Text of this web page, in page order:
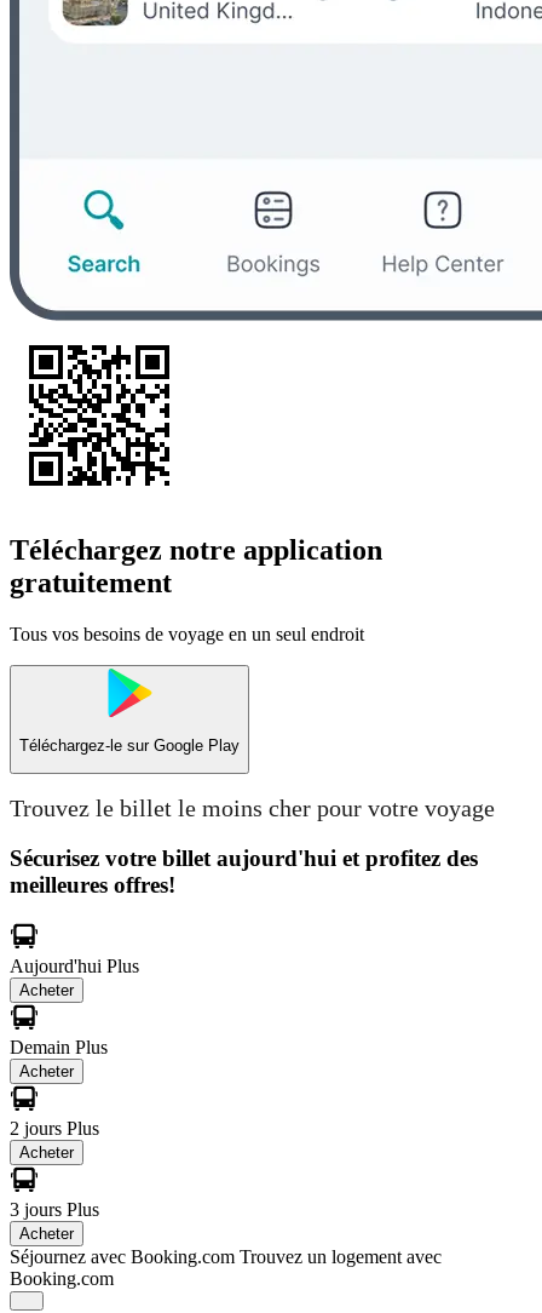
Téléchargez notre application
gratuitement
Tous vos besoins de voyage en un seul endroit
Téléchargez-le sur Google Play
Trouvez le billet le moins cher pour votre voyage
Sécurisez votre billet aujourd'hui et profitez des
meilleures offres!
Aujourd'hui Plus
Acheter
Demain Plus
Acheter
2 jours Plus
Acheter
3 jours Plus
Acheter
Séjournez avec Booking.com Trouvez un logement avec
Booking.com